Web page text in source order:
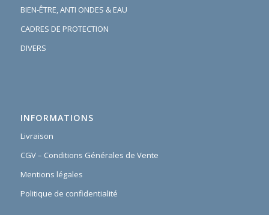
BIEN-ÊTRE, ANTI ONDES & EAU
CADRES DE PROTECTION
DIVERS
INFORMATIONS
Livraison
CGV – Conditions Générales de Vente
Mentions légales
Politique de confidentialité